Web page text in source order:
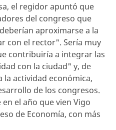
el regidor apuntó que
del congreso que
aproximarse a la
con el rector". Sería muy
contribuiría a integrar las
con la ciudad" y, de
la actividad económica,
de los congresos.
el año que vien Vigo
de Economía, con más